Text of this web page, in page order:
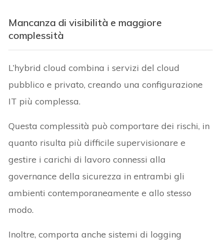
Mancanza di visibilità e maggiore
complessità
L’hybrid cloud combina i servizi del cloud
pubblico e privato, creando una configurazione
IT più complessa.
Questa complessità può comportare dei rischi, in
quanto risulta più difficile supervisionare e
gestire i carichi di lavoro connessi alla
governance della sicurezza in entrambi gli
ambienti contemporaneamente e allo stesso
modo.
Inoltre, comporta anche sistemi di logging